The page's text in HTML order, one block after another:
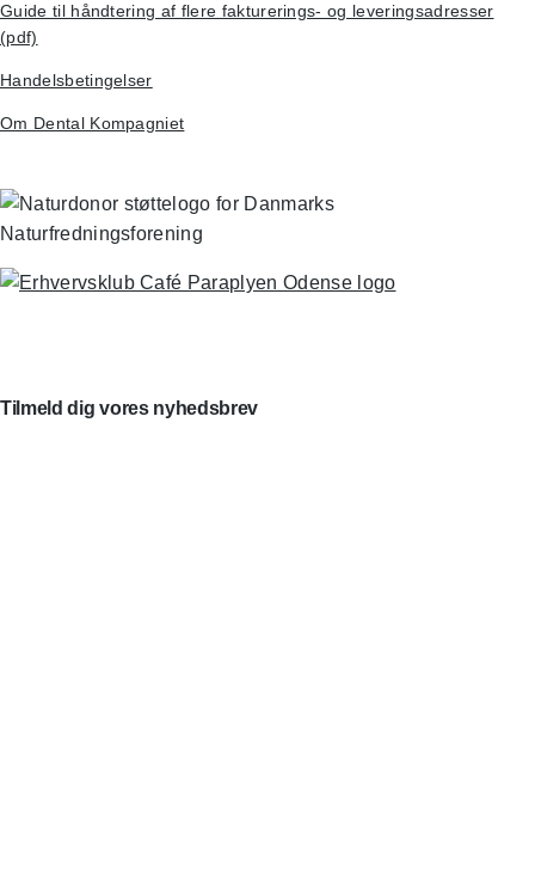
Guide til håndtering af flere fakturerings- og leveringsadresser
(pdf)
Handelsbetingelser
Om Dental Kompagniet
Tilmeld dig vores nyhedsbrev